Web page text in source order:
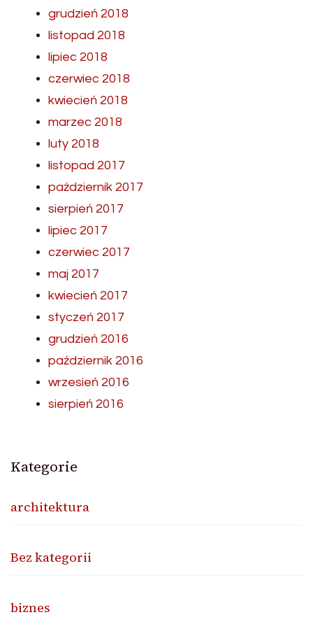
grudzień 2018
listopad 2018
lipiec 2018
czerwiec 2018
kwiecień 2018
marzec 2018
luty 2018
listopad 2017
październik 2017
sierpień 2017
lipiec 2017
czerwiec 2017
maj 2017
kwiecień 2017
styczeń 2017
grudzień 2016
październik 2016
wrzesień 2016
sierpień 2016
Kategorie
architektura
Bez kategorii
biznes